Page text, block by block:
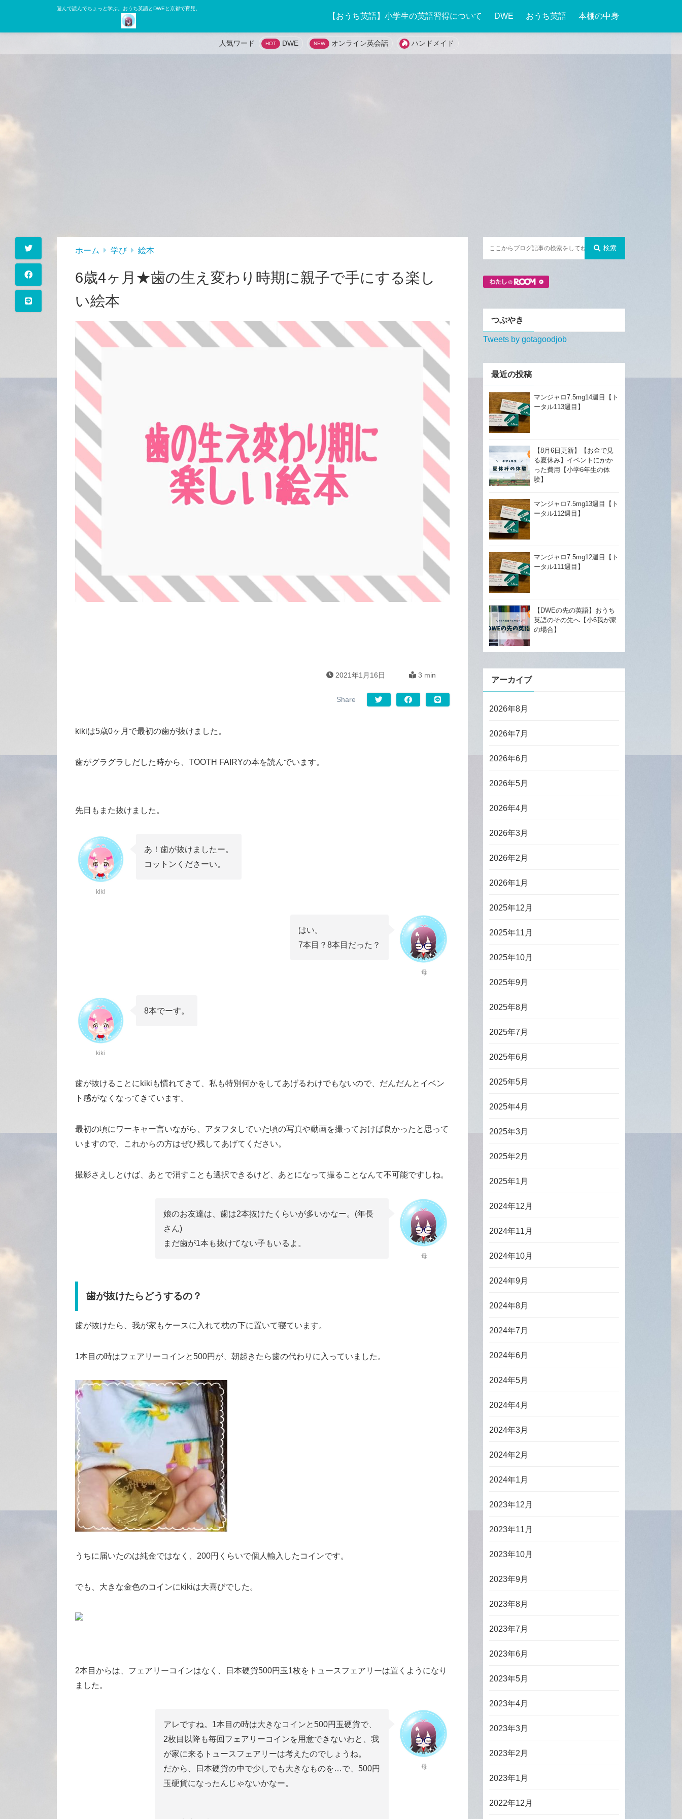
遊んで読んでちょっと学ぶ。おうち英語とDWEと京都で育児。
【おうち英語】小学生の英語習得について DWE おうち英語 本棚の中身
DWE オンライン英会話 ハンドメイド
ホーム 学び 絵本
6歳4ヶ月★歯の生え変わり時期に親子で手にする楽し
い絵本
2021年1月16日 3 min
kikiは5歳0ヶ月で最初の歯が抜けました。
歯がグラグラしだした時から、TOOTH FAIRYの本を読んでいます。
先日もまた抜けました。
kiki
あ！歯が抜けましたー。
コットンくださーい。
はい。
7本目？8本目だった？
母
kiki
8本でーす。
歯が抜けることにkikiも慣れてきて、私も特別何かをしてあげるわけでもないので、だんだんとイベン
ト感がなくなってきています。
最初の頃にワーキャー言いながら、アタフタしていた頃の写真や動画を撮っておけば良かったと思って
いますので、これからの方はぜひ残してあげてください。
撮影さえしとけば、あとで消すことも選択できるけど、あとになって撮ることなんて不可能ですしね。
娘のお友達は、歯は2本抜けたくらいが多いかなー。(年長
さん)
まだ歯が1本も抜けてない子もいるよ。
母
歯が抜けたらどうするの？
歯が抜けたら、我が家もケースに入れて枕の下に置いて寝ています。
1本目の時はフェアリーコインと500円が、朝起きたら歯の代わりに入っていました。
うちに届いたのは純金ではなく、200円くらいで個人輸入したコインです。
でも、大きな金色のコインにkikiは大喜びでした。
2本目からは、フェアリーコインはなく、日本硬貨500円玉1枚をトュースフェアリーは置くようになり
ました。
アレですね。1本目の時は大きなコインと500円玉硬貨で、
2枚目以降も毎回フェアリーコインを用意できないわと、我
が家に来るトュースフェアリーは考えたのでしょうね。
だから、日本硬貨の中で少しでも大きなものを…で、500円
玉硬貨になったんじゃないかなー。
母
検索
つぶやき
Tweets by gotagoodjob
最近の投稿
マンジャロ7.5mg14週目【ト
ータル113週目】
【8月6日更新】【お金で見
る夏休み】イベントにかか
った費用【小学6年生の体
験】
マンジャロ7.5mg13週目【ト
ータル112週目】
マンジャロ7.5mg12週目【ト
ータル111週目】
【DWEの先の英語】おうち
英語のその先へ【小6我が家
の場合】
アーカイブ
2026年8月
2026年7月
2026年6月
2026年5月
2026年4月
2026年3月
2026年2月
2026年1月
2025年12月
2025年11月
2025年10月
2025年9月
2025年8月
2025年7月
2025年6月
2025年5月
2025年4月
2025年3月
2025年2月
2025年1月
2024年12月
2024年11月
2024年10月
2024年9月
2024年8月
2024年7月
2024年6月
2024年5月
2024年4月
2024年3月
2024年2月
2024年1月
2023年12月
2023年11月
2023年10月
2023年9月
2023年8月
2023年7月
2023年6月
2023年5月
2023年4月
2023年3月
2023年2月
2023年1月
2022年12月